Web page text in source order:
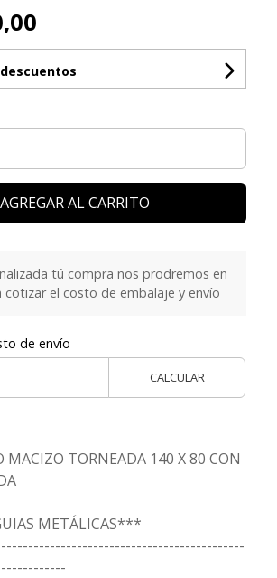
AGREGAR AL CARRITO
tú compra nos prodremos en
el costo de embalaje y envío
de envío
CALCULAR
MACIZO TORNEADA 140 X 80 CON
METÁLICAS***